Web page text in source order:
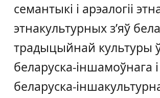
семантыкі і арэалогіі
этнакультурных з’яў
традыцыйнай культуры
беларуска‑іншамоўнага і